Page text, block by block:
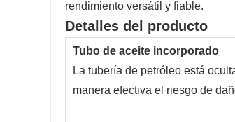
rendimiento versátil y fiable.
Detalles del producto
Tubo de aceite incorporado
La tubería de petróleo está
manera efectiva el riesgo de